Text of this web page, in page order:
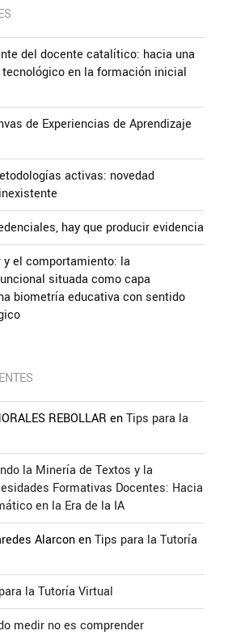
del docente catalítico: hacia una
en la formación inicial
de Experiencias de Aprendizaje
activas: novedad
hay que producir evidencia
el comportamiento: la
situada como capa
biometría educativa con sentido
REBOLLAR enTips para la
la Minería de Textos y la
Formativas Docentes: Hacia
en la Era de la IA
AlarconenTips para la Tutoría
la Tutoría Virtual
medir no es comprender